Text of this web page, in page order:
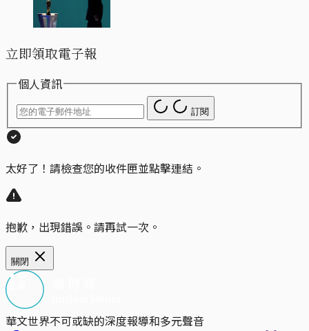
立即領取電子報
個人資訊
訂閱
太好了！請檢查您的收件匣並點擊連結。
抱歉，出現錯誤。請再試一次。
關閉
華文世界不可或缺的深度報導和多元聲音